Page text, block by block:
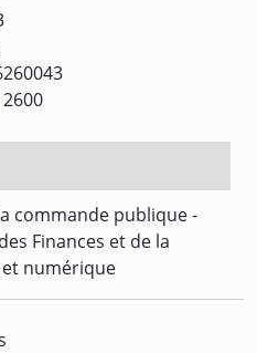
2600
commande publique -
Finances et de la
numérique